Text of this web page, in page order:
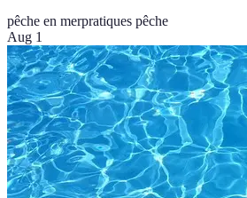
pêche en merpratiques pêche
Aug 1